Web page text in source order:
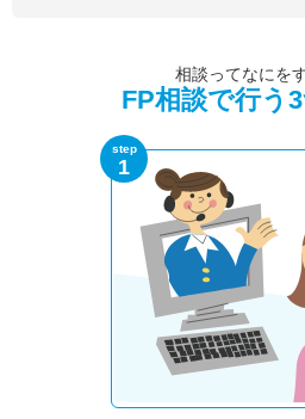
相談ってなにを
FP相談で行う
step
1